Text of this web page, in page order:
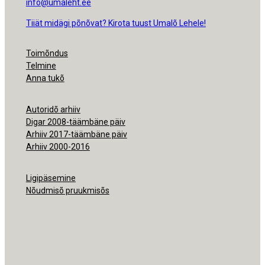
info@umaleht.ee
Tiiät midägi põnõvat? Kirota tuust Umalõ Lehele!
Toimõndus
Telmine
Anna tukõ
Autoridõ arhiiv
Digar 2008-täämbäne päiv
Arhiiv 2017-täämbäne päiv
Arhiiv 2000-2016
Ligipäsemine
Nõudmisõ pruukmisõs